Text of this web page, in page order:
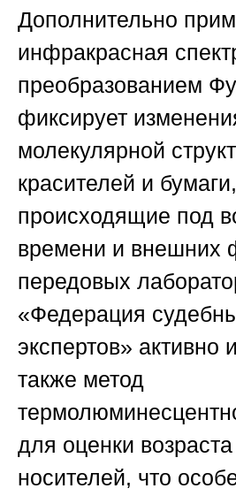
Дополнительно
инфракрасная
преобразованием
фиксирует
молекулярной
красителей и бумаги,
происходящие под
времени и внешних
передовых
«Федерация
экспертов» активно
также метод
для оценки
носителей, что